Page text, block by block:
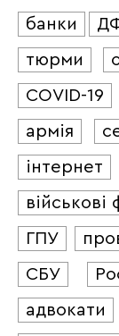
банки
тюрми
COVID-19
армія
інтернет
ГПУ
СБУ
адвокати